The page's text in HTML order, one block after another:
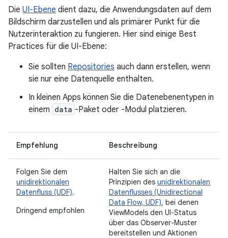
Die UI-Ebene dient dazu, die Anwendungsdaten auf dem
Bildschirm darzustellen und als primärer Punkt für die
Nutzerinteraktion zu fungieren. Hier sind einige Best
Practices für die UI-Ebene:
Sie sollten Repositories auch dann erstellen, wenn
sie nur eine Datenquelle enthalten.
In kleinen Apps können Sie die Datenebenentypen in
einem data -Paket oder -Modul platzieren.
Empfehlung Beschreibung
Folgen Sie dem
unidirektionalen
Datenfluss (UDF).
Dringend empfohlen
Halten Sie sich an die
Prinzipien des unidirektionalen
Datenflusses (Unidirectional
Data Flow, UDF), bei denen
ViewModels den UI-Status
über das Observer-Muster
bereitstellen und Aktionen